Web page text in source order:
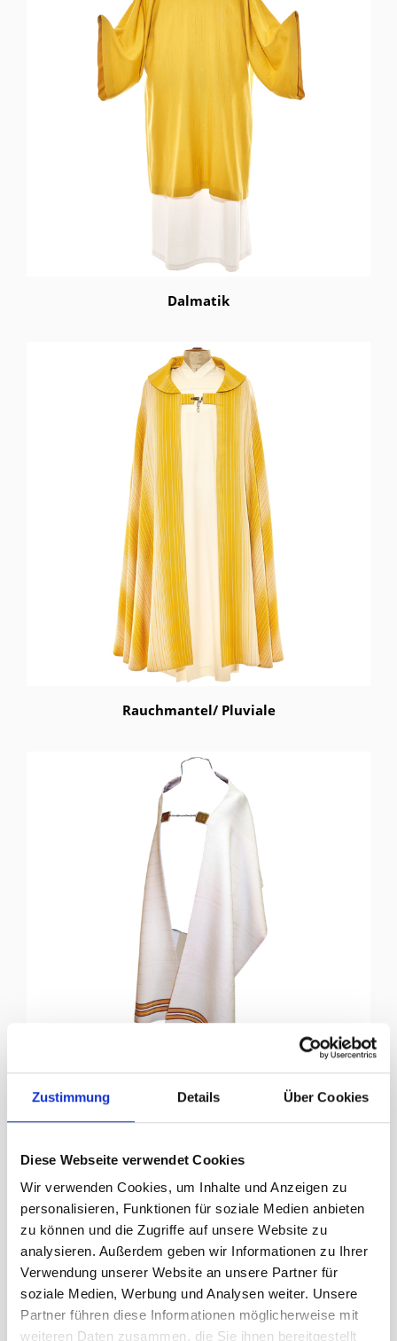
Zustimmung Details Über Cookies
Diese Webseite verwendet Cookies
Wir verwenden Cookies, um Inhalte und Anzeigen zu
personalisieren, Funktionen für soziale Medien anbieten
zu können und die Zugriffe auf unsere Website zu
analysieren. Außerdem geben wir Informationen zu Ihrer
Verwendung unserer Website an unsere Partner für
soziale Medien, Werbung und Analysen weiter. Unsere
Partner führen diese Informationen möglicherweise mit
weiteren Daten zusammen, die Sie ihnen bereitgestellt
Dalmatik
Rauchmantel/ Pluviale
Segensvelum